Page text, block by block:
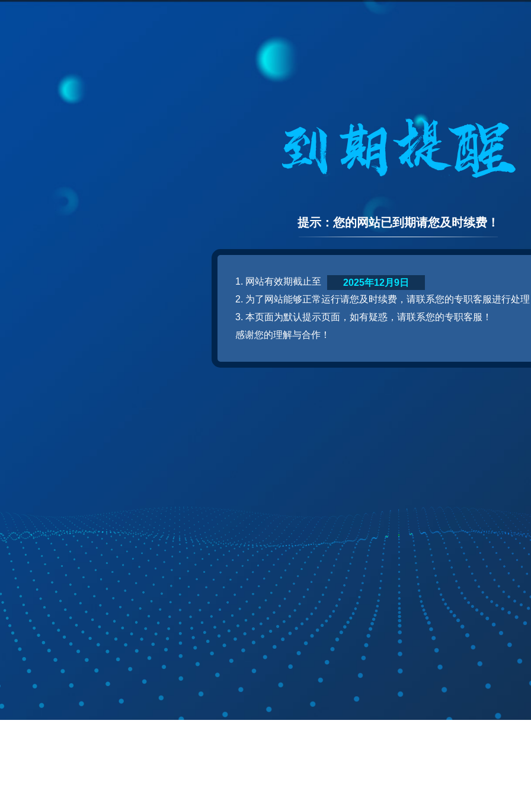
提示：您的网站已到期请您及时续费！
1. 网站有效期截止至
2. 为了网站能够正常运行请您及时续费，请联系您的专职客服进行处
3. 本页面为默认提示页面，如有疑惑，请联系您的专职客服！
感谢您的理解与合作！
2025年12月9日